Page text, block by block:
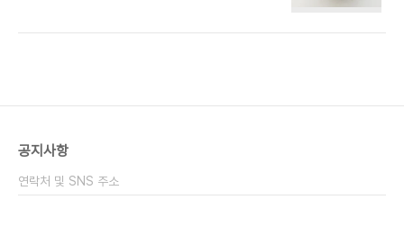
위 소고기를 사용해도 좋지만 양지부위를 사용해서
히 기름기가 적은 부위기도 하고 국을 끓였을 때 함평
공지사항
연락처 및 SNS 주소